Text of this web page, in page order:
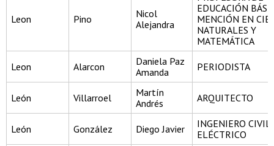
Leon Pino
Nicol
Alejandra
EDUCACIÓN
MENCIÓN EN
NATURALES Y
MATEMÁTICA
Leon Alarcon
Daniela Paz
Amanda
PERIODISTA
León Villarroel
Martín
Andrés
ARQUITECTO
León González Diego Javier
INGENIERO CIVIL
ELÉCTRICO